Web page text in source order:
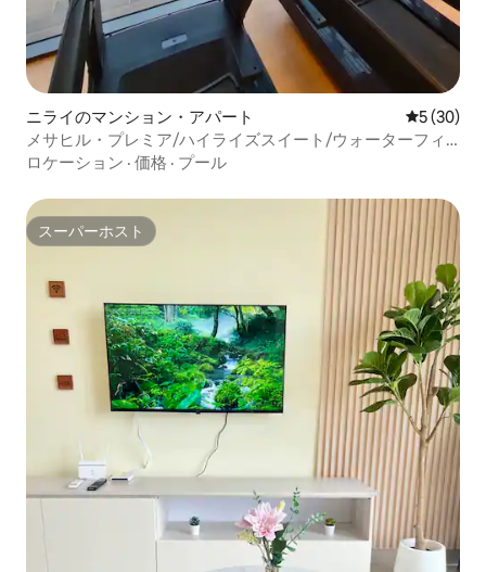
ニライのマンション・アパート レビュー
5 (30)
メサヒル・プレミア/ハイライズスイート/ウォーターフィ
ルター/Netflix
ロケーション · 価格 · プール
スーパーホスト
スーパーホスト